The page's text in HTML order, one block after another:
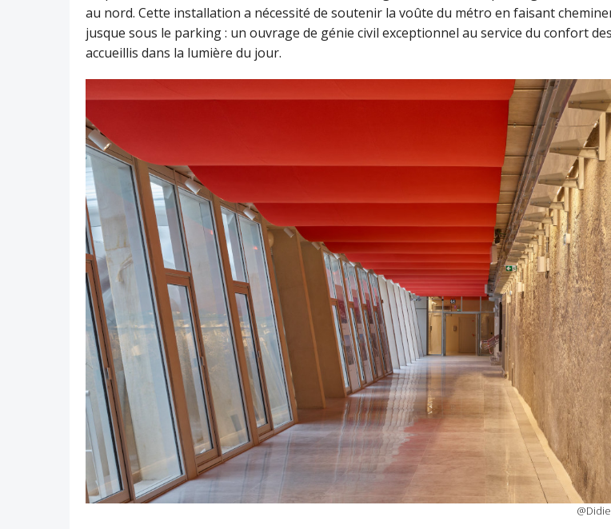
au nord. Cette installation a nécessité de soutenir la voûte du métro en faisant
jusque sous le parking : un ouvrage de génie civil exceptionnel au service du confort
accueillis dans la lumière du jour.